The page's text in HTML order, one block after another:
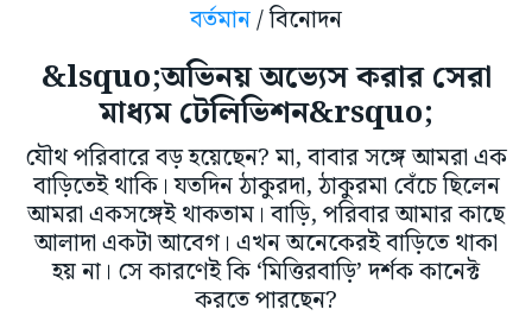
বর্তমান/ বিনোদন
&lsquo;অভিনয় অভ্যেস করার সেরা
মাধ্যম টেলিভিশন&rsquo;
যৌথ পরিবারে বড় হয়েছেন? মা, বাবার সঙ্গে আমরা এক
বাড়িতেই থাকি। যতদিন ঠাকুরদা, ঠাকুরমা বেঁচে ছিলেন
আমরা একসঙ্গেই থাকতাম। বাড়ি, পরিবার আমার কাছে
আলাদা একটা আবেগ। এখন অনেকেরই বাড়িতে থাকা
হয় না। সে কারণেই কি ‘মিত্তিরবাড়ি’ দর্শক কানেক্ট
করতে পারছেন?